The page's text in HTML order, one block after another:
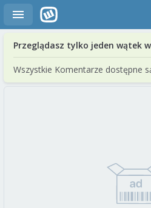
Przeglądasz tylko jeden wątek
Wszystkie Komentarze dostępne